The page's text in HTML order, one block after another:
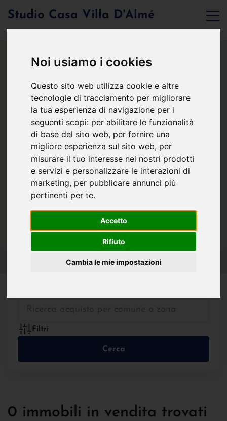
Noi usiamo i cookies
Questo sito web utilizza cookie e altre
tecnologie di tracciamento per migliorare
la tua esperienza di navigazione per i
seguenti scopi: per abilitare le funzionalità
di base del sito web, per fornire una
migliore esperienza sul sito web, per
misurare il tuo interesse nei nostri prodotti
e servizi e personalizzare le interazioni di
marketing, per pubblicare annunci più
pertinenti per te.
Accetto
Rifiuto
Cambia le mie impostazioni
Studio Casa Villa D'Almé
Filtri
Cerca
0 immobili in vendita trovati